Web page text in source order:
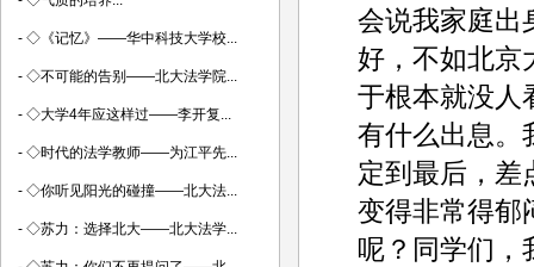
会说我家庭出
好，不如北京
于根本就没人
有什么出息。
定到最后，差
变得非常得郁
呢？同学们，
- ◇《记忆》——华中科技大学校...
- ◇不可能的告别——北大法学院...
- ◇大学4年应这样过——李开复...
- ◇时代的法学教师——为江平先...
- ◇你听见阳光的碰撞——北大法...
- ◇苏力：选择北大——北大法学...